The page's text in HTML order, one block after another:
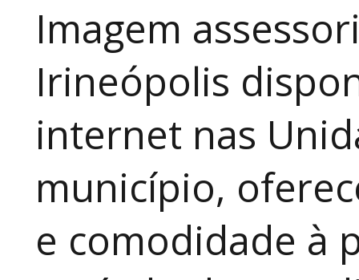
Imagem
Irineópolis
internet nas
município,
e comodidade à